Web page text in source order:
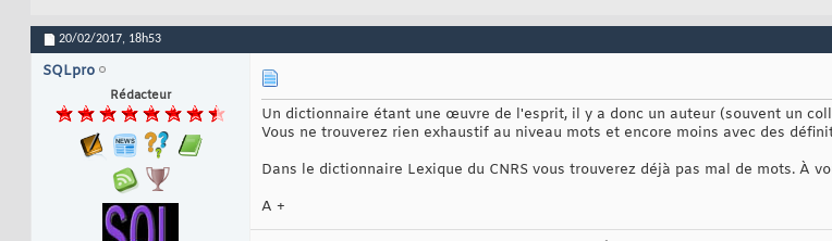
20/02/2017, 18h53
SQLpro
Rédacteur
Un dictionnaire étant une œuvre de l'esprit, il y a donc un auteur (souvent un
Vous ne trouverez rien exhaustif au niveau mots et encore moins avec des
Dans le dictionnaire Lexique du CNRS vous trouverez déjà pas mal de mots. À
A +